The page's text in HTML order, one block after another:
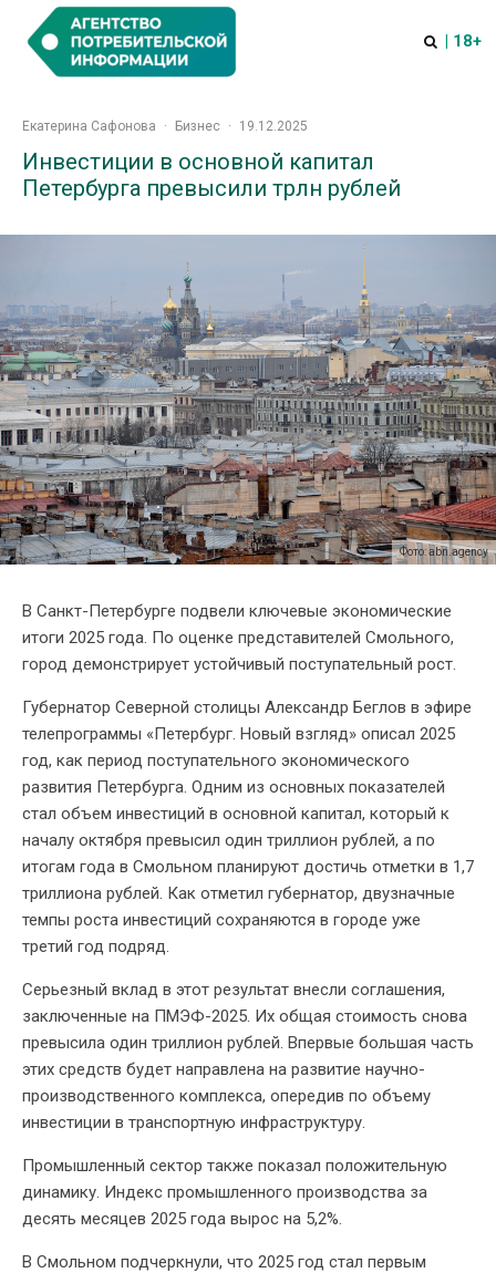
| 18+
Екатерина Сафонова · Бизнес · 19.12.2025
Инвестиции в основной капитал
Петербурга превысили трлн рублей
Фото: abn.agency
В Санкт-Петербурге подвели ключевые экономические
итоги 2025 года. По оценке представителей Смольного,
город демонстрирует устойчивый поступательный рост.
Губернатор Северной столицы Александр Беглов в эфире
телепрограммы «Петербург. Новый взгляд» описал 2025
год, как период поступательного экономического
развития Петербурга. Одним из основных показателей
стал объем инвестиций в основной капитал, который к
началу октября превысил один триллион рублей, а по
итогам года в Смольном планируют достичь отметки в 1,7
триллиона рублей. Как отметил губернатор, двузначные
темпы роста инвестиций сохраняются в городе уже
третий год подряд.
Серьезный вклад в этот результат внесли соглашения,
заключенные на ПМЭФ-2025. Их общая стоимость снова
превысила один триллион рублей. Впервые большая часть
этих средств будет направлена на развитие научно-
производственного комплекса, опередив по объему
инвестиции в транспортную инфраструктуру.
Промышленный сектор также показал положительную
динамику. Индекс промышленного производства за
десять месяцев 2025 года вырос на 5,2%.
В Смольном подчеркнули, что 2025 год стал первым